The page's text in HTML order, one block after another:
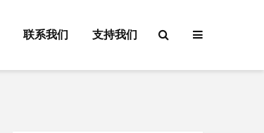
联系我们 支持我们